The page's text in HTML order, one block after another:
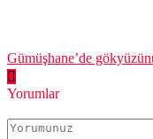
Gümüşhane’de
Yorumlar